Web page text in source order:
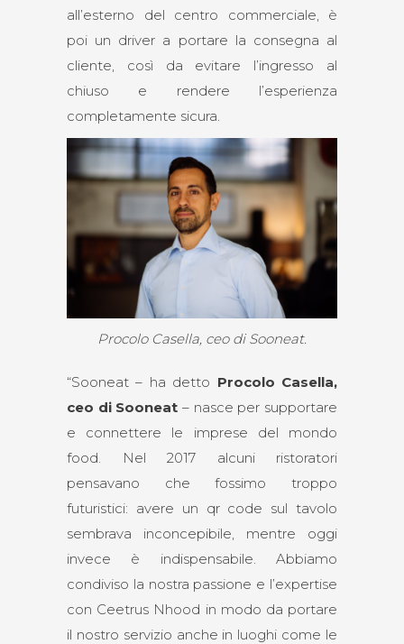
all’esterno del centro commerciale, è
poi un driver a portare la consegna al
cliente, così da evitare l’ingresso al
chiuso e rendere l’esperienza
completamente sicura.
Procolo Casella, ceo di Sooneat.
“Sooneat – ha detto Procolo Casella,
ceo di Sooneat – nasce per supportare
e connettere le imprese del mondo
food. Nel 2017 alcuni ristoratori
pensavano che fossimo troppo
futuristici: avere un qr code sul tavolo
sembrava inconcepibile, mentre oggi
invece è indispensabile. Abbiamo
condiviso la nostra passione e l’expertise
con Ceetrus Nhood in modo da portare
il nostro servizio anche in luoghi come le